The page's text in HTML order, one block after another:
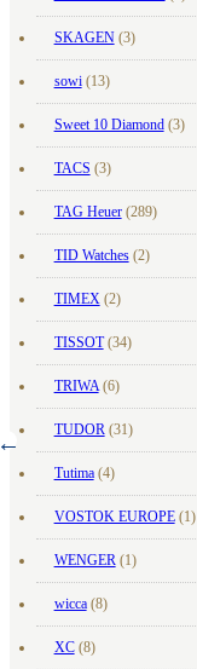
SKAGEN(3)
sowi(13)
Sweet 10 Diamond(3)
TACS (3)
TAG Heuer(289)
TID Watches(2)
TIMEX (2)
TISSOT(34)
TRIWA(6)
TUDOR (31)
Tutima(4)
VOSTOK EUROPE(1)
WENGER (1)
wicca(8)
XC(8)